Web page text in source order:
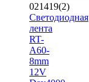
021419(2)
Светодиодная
лента
RT-
A60-
8mm
12V